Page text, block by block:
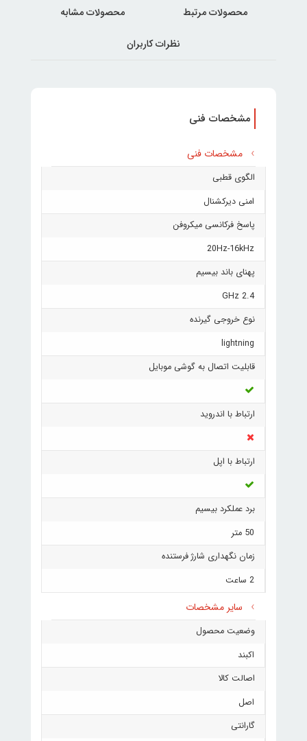
محصولات مرتبط محصولات مشابه
نظرات کاربران
مشخصات فنی
مشخصات فنی
الگوی قطبی
امنی دیرکشنال
پاسخ فرکانسی میکروفن
20Hz-16kHz
پهنای باند بیسیم
2.4 GHz
نوع خروجی گیرنده
lightning
قابلیت اتصال به گوشی موبایل
ارتباط با اندروید
ارتباط با اپل
برد عملکرد بیسیم
50 متر
زمان نگهداری شارژ فرستنده
2 ساعت
سایر مشخصات
وضعیت محصول
اکبند
اصالت کالا
اصل
گارانتی